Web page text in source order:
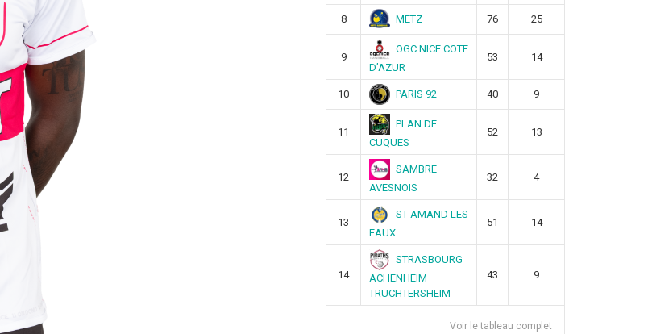
8 METZ 76 25
9
OGC NICE COTE
D’AZUR
53 14
10 PARIS 92 40 9
11
PLAN DE
CUQUES
52 13
12
SAMBRE
AVESNOIS
32 4
13
ST AMAND LES
EAUX
51 14
14
STRASBOURG
ACHENHEIM
TRUCHTERSHEIM
43 9
Voir le tableau complet